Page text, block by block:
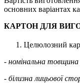
основних варіантах
КАРТОН ДЛЯ
Целюлозний
- номінальна
- білизна лицьової